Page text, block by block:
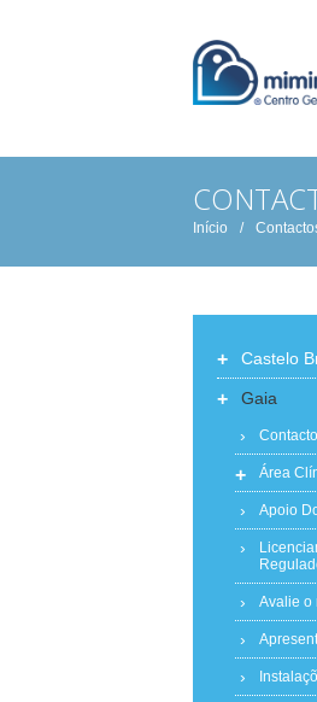
Início /
+ Castelo
+ Gaia
+ Área
Apoio
Avalie o